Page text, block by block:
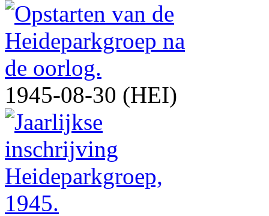
1945-08-30 (HEI)